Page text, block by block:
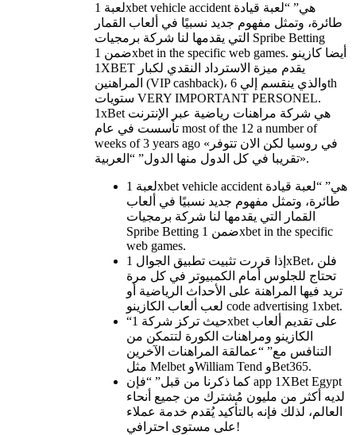
لعبة 1xbet vehicle accident هي” “لعبة قيادة
طائرة، وتمثل مفهوم جديد نسبيًا في ألعاب القمار
التي يقدمها لنا شركة برمجيات Spribe Betting
ضمن 1xbet in the specific web games. أيضا كازينو
1XBET يقدم ميزة الاسترداد النقدي لكبار
المراهنين (VIP cashback)، والذي ينقسم إلي 6th
ستويات VERY IMPORTANT PERSONEL.
1xBet هي شركة مراهنات رياضية عبر الإنترنت
تأسست في عام most of the 12 a number of
weeks of 3 years ago في روسيا لكن الان تتوفر»
«تقريبا في كل الدول منها الدول” “العربية.
لعبة 1xbet vehicle accident هي” “لعبة قيادة
طائرة، وتمثل مفهوم جديد نسبيًا في ألعاب
القمار التي يقدمها لنا شركة برمجيات
Spribe Betting ضمن 1xbet in the specific
web games.
إذا قررت تثبيت تطبيق الجوال 1xBet، فلن
تحتاج للجلوس أمام الكمبيوتر في كل مرة
تريد فيها المراهنة على الأحداث الرياضية أو
لعب ألعاب الكازينو code advertising 1xbet.
“حيث تركز شركة 1xbet على تقديم ألعاب
الكازينو ومراهنات الكورة لتتمكن من
التنافس مع” “عمالقة المراهنات الآخرين
مثل Melbet وWilliam Tend وBet365.
كما ذكرنا من قبل” “فإن app 1XBet Egypt
لديه أكثر من مليون مُشترك من جميع أنحاء
العالم، لذلك فإنه بالتأكيد يُقدم خدمة عملاء
على مستوى احترافي!